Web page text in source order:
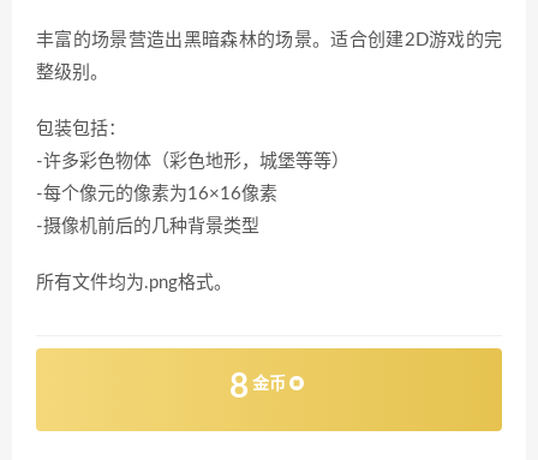
丰富的场景营造出黑暗森林的场景。适合创建2D游戏的完
整级别。
包装包括：
-许多彩色物体（彩色地形，城堡等等）
-每个像元的像素为16×16像素
-摄像机前后的几种背景类型
所有文件均为.png格式。
8 金币